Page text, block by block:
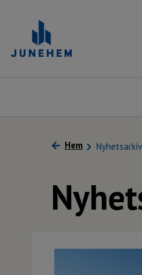
Hem Nyhetsarkiv